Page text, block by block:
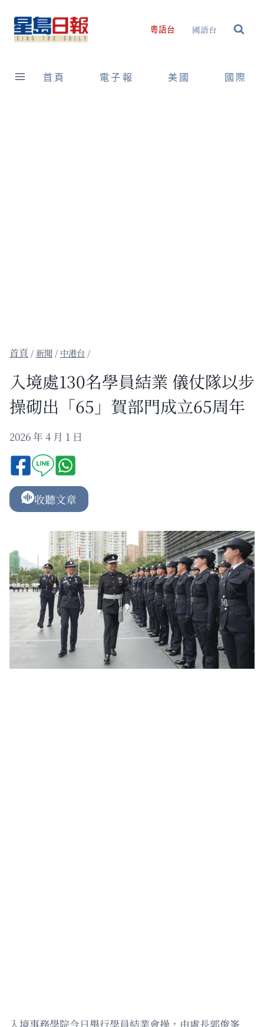
content
粵語台 國語台
首頁 電子報 美國 國際
/新聞 / 中港台 /
入境處130名學員結業 儀仗隊以步
操砌出「65」賀部門成立65周年
2026 年 4 月 1 日
收聽文章
入境事務學院今日舉行學員結業會操，由處長郭俊峯